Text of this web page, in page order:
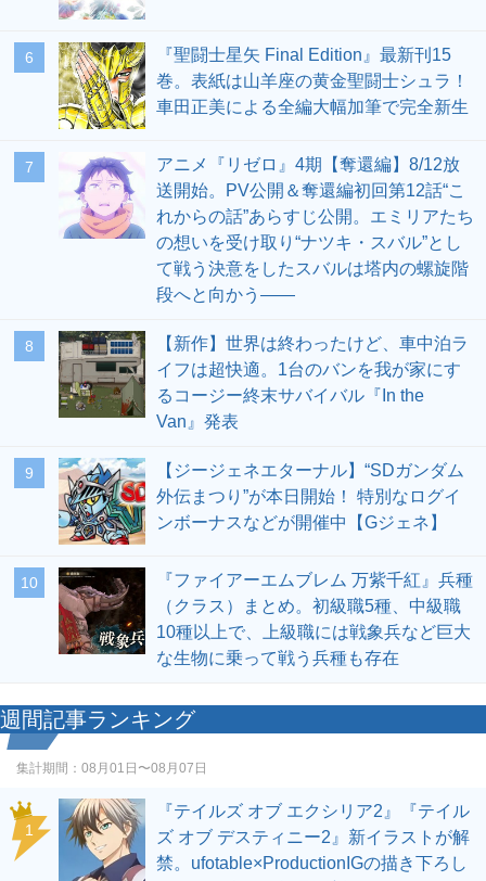
6
『聖闘士星矢 Final Edition』最新刊15
巻。表紙は山羊座の黄金聖闘士シュラ！
車田正美による全編大幅加筆で完全新生
7
アニメ『リゼロ』4期【奪還編】8/12放
送開始。PV公開＆奪還編初回第12話“こ
れからの話”あらすじ公開。エミリアたち
の想いを受け取り“ナツキ・スバル”とし
て戦う決意をしたスバルは塔内の螺旋階
段へと向かう――
8
【新作】世界は終わったけど、車中泊ラ
イフは超快適。1台のバンを我が家にす
るコージー終末サバイバル『In the
Van』発表
9
【ジージェネエターナル】“SDガンダム
外伝まつり”が本日開始！ 特別なログイ
ンボーナスなどが開催中【Gジェネ】
10
『ファイアーエムブレム 万紫千紅』兵種
（クラス）まとめ。初級職5種、中級職
10種以上で、上級職には戦象兵など巨大
な生物に乗って戦う兵種も存在
週間記事ランキング
集計期間： 08月01日〜08月07日
1
『テイルズ オブ エクシリア2』『テイル
ズ オブ デスティニー2』新イラストが解
禁。ufotable×ProductionIGの描き下ろし